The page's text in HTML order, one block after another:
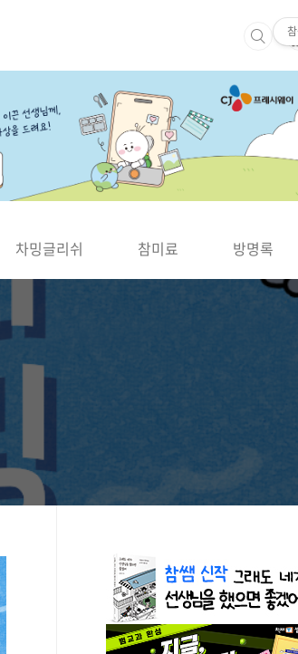
차밍글리쉬 참미료 방명록